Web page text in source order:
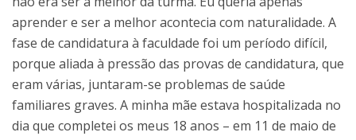
aprender e ser a melhor acontecia com naturalidade. A
fase de candidatura à faculdade foi um período difícil,
porque aliada à pressão das provas de candidatura, que
eram várias, juntaram-se problemas de saúde
familiares graves. A minha mãe estava hospitalizada no
dia que completei os meus 18 anos – em 11 de maio de